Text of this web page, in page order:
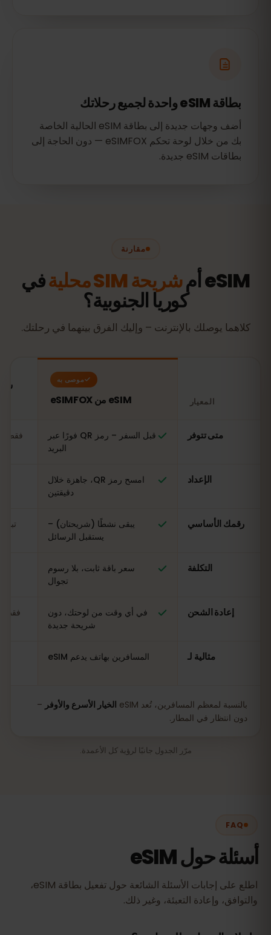
بطاقة eSIM واحدة لجميع رحلاتك
أضف وجهات جديدة إلى بطاقة eSIM الحالية الخاصة
بك من خلال لوحة تحكم eSIMFOX — دون الحاجة إلى
بطاقات eSIM جديدة.
مقارنة
eSIM أم شريحة SIM محلية في
كوريا الجنوبية؟
كلاهما يوصلك بالإنترنت – وإليك الفرق بينهما في رحلتك.
المعيار
موصى به
eSIM من eSIMFOX
متى تتوفر
قبل السفر – رمز QR فورًا عبر
البريد
فقط
الإعداد
امسح رمز QR، جاهزة خلال
دقيقتين
رقمك الأساسي
يبقى نشطًا (شريحتان) –
يستقبل الرسائل
التكلفة
سعر باقة ثابت، بلا رسوم
تجوال
إعادة الشحن
في أي وقت من لوحتك، دون
شريحة جديدة
فقط
مثالية لـ المسافرين بهاتف يدعم eSIM
بالنسبة لمعظم المسافرين، تُعد eSIM الخيار الأسرع والأوفر –
دون انتظار في المطار.
مرّر الجدول جانبًا لرؤية كل الأعمدة.
FAQ
أسئلة حول eSIM
اطلع على إجابات الأسئلة الشائعة حول تفعيل بطاقة eSIM،
والتوافق، وإعادة التعبئة، وغير ذلك.